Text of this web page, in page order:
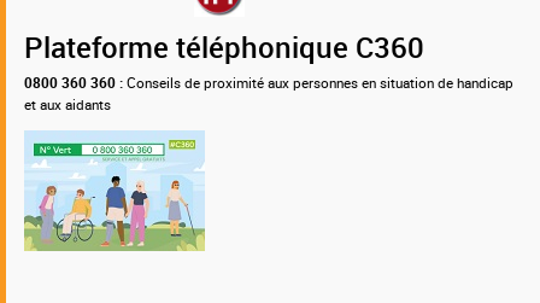
Plateforme téléphonique C360
0800 360 360 : Conseils de proximité aux personnes en situation de handicap
et aux aidants